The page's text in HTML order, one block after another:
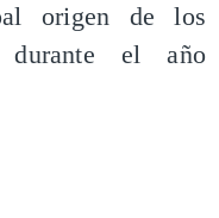
origen de los
durante el año